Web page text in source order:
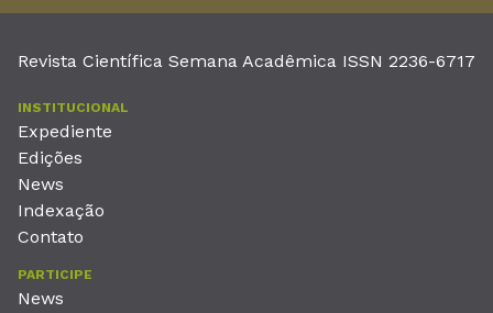
Revista Científica Semana Acadêmica ISSN 2236-6717
INSTITUCIONAL
Expediente
Edições
News
Indexação
Contato
PARTICIPE
News